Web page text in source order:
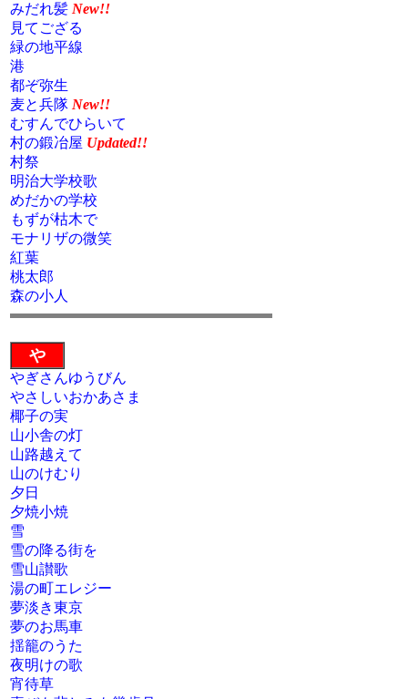
みだれ髪 New!!
見てござる
緑の地平線
港
都ぞ弥生
麦と兵隊 New!!
むすんでひらいて
村の鍛冶屋 Updated!!
村祭
明治大学校歌
めだかの学校
もずが枯木で
モナリザの微笑
紅葉
桃太郎
森の小人
や
やぎさんゆうびん
やさしいおかあさま
椰子の実
山小舎の灯
山路越えて
山のけむり
夕日
夕焼小焼
雪
雪の降る街を
雪山讃歌
湯の町エレジー
夢淡き東京
夢のお馬車
揺籠のうた
夜明けの歌
宵待草